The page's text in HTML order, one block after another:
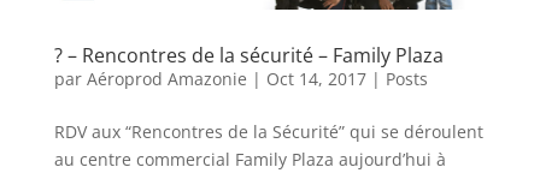
? – Rencontres de la sécurité – Family Plaza
par Aéroprod Amazonie | Oct 14, 2017| Posts
RDV aux “Rencontres de la Sécurité” qui se déroulent
au centre commercial Family Plaza aujourd’hui à